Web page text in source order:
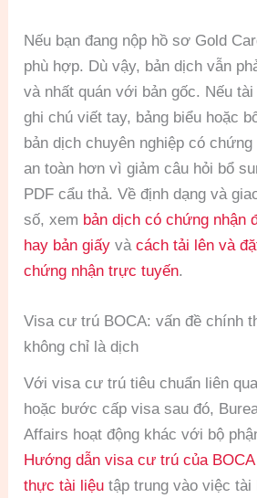
Nếu bạn đang nộp hồ sơ Gold
phù hợp. Dù vậy, bản dịch vẫn
và nhất quán với bản gốc. Nếu
ghi chú viết tay, bảng biểu hoặc
bản dịch chuyên nghiệp có
an toàn hơn vì giảm câu hỏi bổ
PDF cẩu thả. Về định dạng và
số, xem bản dịch có chứng nhận
hay bản giấy vàcách tải lên và
chứng nhận trực tuyến.
Visa cư trú BOCA: vấn đề chính
không chỉ là dịch
Với visa cư trú tiêu chuẩn liên
hoặc bước cấp visa sau đó,
Affairs hoạt động khác với bộ
Hướng dẫn visa cư trú của BOCA
thực tài liệu tập trung vào việc